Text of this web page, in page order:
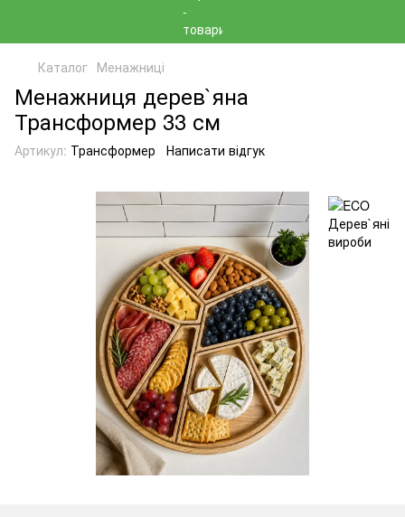
Каталог Менажниці
Менажниця дерев`яна
Трансформер 33 см
Артикул: Трансформер Написати відгук